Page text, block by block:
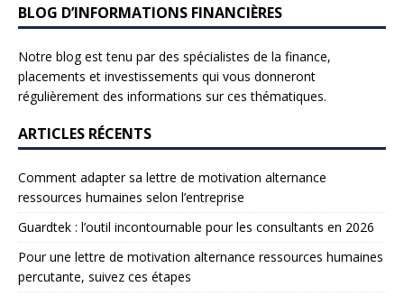
BLOG D’INFORMATIONS FINANCIÈRES
Notre blog est tenu par des spécialistes de la finance,
placements et investissements qui vous donneront
régulièrement des informations sur ces thématiques.
ARTICLES RÉCENTS
Comment adapter sa lettre de motivation alternance
ressources humaines selon l’entreprise
Guardtek : l’outil incontournable pour les consultants en 2026
Pour une lettre de motivation alternance ressources humaines
percutante, suivez ces étapes